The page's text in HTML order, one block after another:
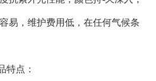
易，维护费用低，在任何气候条
特点：